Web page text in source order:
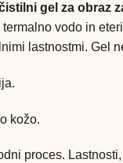
gel za obraz
vodo in
lastnostmi. Gel
kožo.
proces.